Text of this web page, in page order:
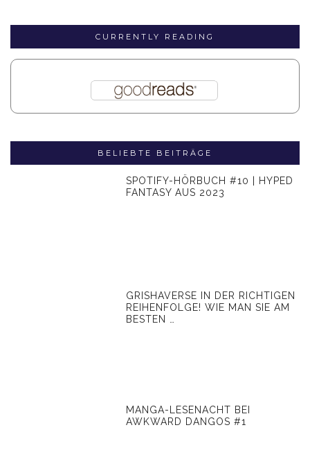
CURRENTLY READING
BELIEBTE BEITRÄGE
SPOTIFY-HÖRBUCH #10 | HYPED
FANTASY AUS 2023
GRISHAVERSE IN DER RICHTIGEN
REIHENFOLGE! WIE MAN SIE AM
BESTEN …
MANGA-LESENACHT BEI
AWKWARD DANGOS #1